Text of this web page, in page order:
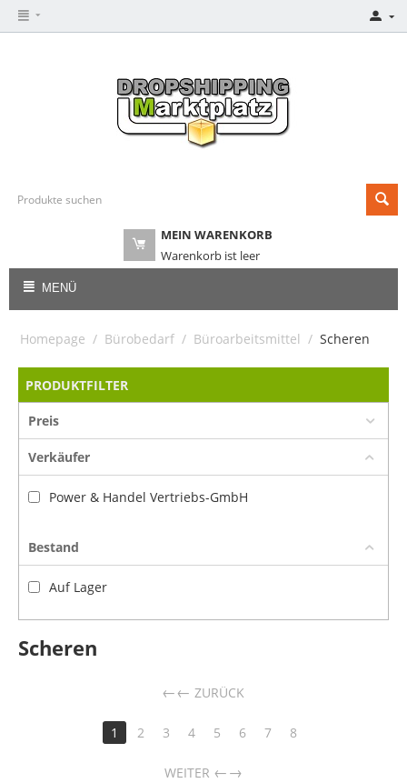
MEIN WARENKORB
Warenkorb ist leer
MENÜ
Homepage / Bürobedarf / Büroarbeitsmittel / Scheren
PRODUKTFILTER
Preis
Verkäufer
Power & Handel Vertriebs-GmbH
Bestand
Auf Lager
Scheren
← ZURÜCK
1 2 3 4 5 6 7 8
WEITER →